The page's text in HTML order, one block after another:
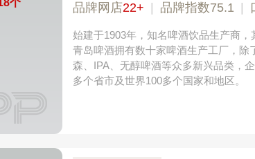
个
品牌网店22+ 品牌指数75.1
始建于1903年，知名啤酒饮品生产商，
青岛啤酒拥有数十家啤酒生产工厂，
森、IPA、无醇啤酒等众多新兴品类，
多个省市及世界100多个国家和地区。